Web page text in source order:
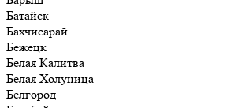
Батайск
Бахчисарай
Бежецк
Белая Калитва
Белая Холуница
Белгород